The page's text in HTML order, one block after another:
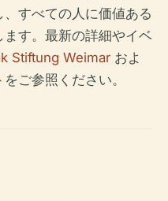
、すべての人に価値ある
す。最新の詳細やイベ
Stiftung Weimar およ
をご参照ください。